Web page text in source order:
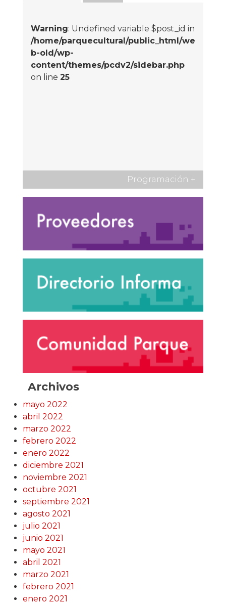
Warning: Undefined variable $post_id in
/home/parquecultural/public_html/we
b-old/wp-
content/themes/pcdv2/sidebar.php
on line 25
Programación +
Archivos
mayo 2022
abril 2022
marzo 2022
febrero 2022
enero 2022
diciembre 2021
noviembre 2021
octubre 2021
septiembre 2021
agosto 2021
julio 2021
junio 2021
mayo 2021
abril 2021
marzo 2021
febrero 2021
enero 2021